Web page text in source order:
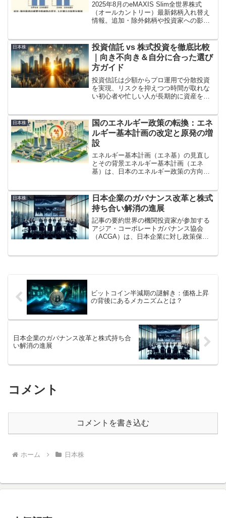
2025年8月のeMAXIS Slim全世界株式
（オールカントリー）最新銘柄入れ替え
情報。追加・除外銘柄や投資家への影響
日本株
投資信託 vs 株式投資を徹底比較
｜向き不向き＆自分に合った選び
方ガイド
投資信託は少額からプロ運用で分散投資
を実現、リスクを抑えつつ時間が取れな
い初心者や忙しい人が長期的に資産をコ
らリスクを取り、高いリターンや配当を
狙う意欲的な投資家向け。
日本株
国のエネルギー政策の転換：エネ
ルギー基本計画の改定と原発の増
設
エネルギー基本計画（エネ基）の見直し
とその背景エネルギー基本計画（エネ
基）は、日本のエネルギー政策の方向性
業省が原発の増設を認める方向で検討に
入ったことが大きな注目を...
日本株
日本企業のガバナンス改革と株式
持ち合い解消の進展
記事の要約世界の機関投資家が参加する
アジア・コーポレートガバナンス協会
（ACGA）は、日本企業に対し政策保有
ビットコイン半減期の謎解き：価格上昇
の背後にあるメカニズムとは？
日本企業のガバナンス改革と株式持ち合
い解消の進展
コメント
コメントを書き込む
ホーム 日本株